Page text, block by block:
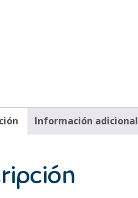
Información adicional